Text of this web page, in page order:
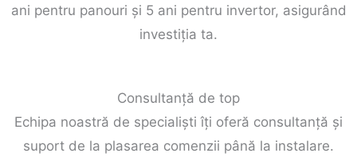
ani pentru panouri și 5 ani pentru invertor, asigurând
investiția ta.
Consultanță de top
Echipa noastră de specialiști îți oferă consultanță și
suport de la plasarea comenzii până la instalare.